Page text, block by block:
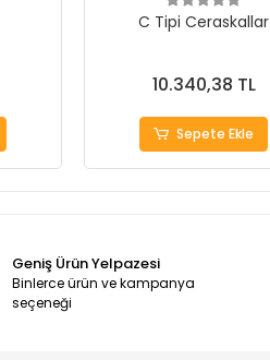
C Tipi Ceraskallar
10.340,38 TL
Sepete Ekle
Geniş Ürün Yelpazesi
Binlerce ürün ve kampanya
seçeneği